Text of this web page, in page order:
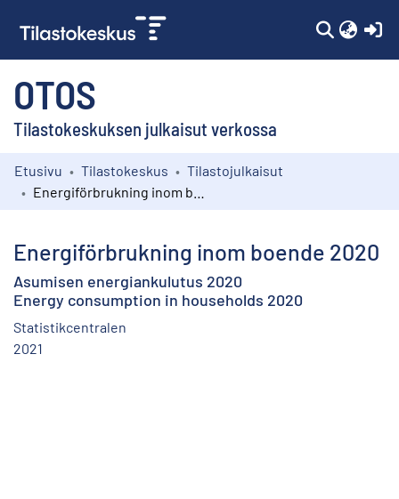
OTOS
Tilastokeskuksen julkaisut verkossa
Kokoelmat
Etusivu Tilastokeskus
Tilastojulkaisut
Energiförbrukning inom boende 2020
Asumisen energiankulutus 2020
Energy consumption in households 2020
Statistikcentralen
2021